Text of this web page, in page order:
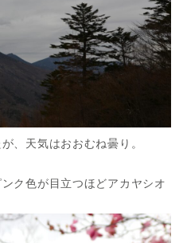
、天気はおおむね曇り。
ク色が目立つほどアカヤシオ